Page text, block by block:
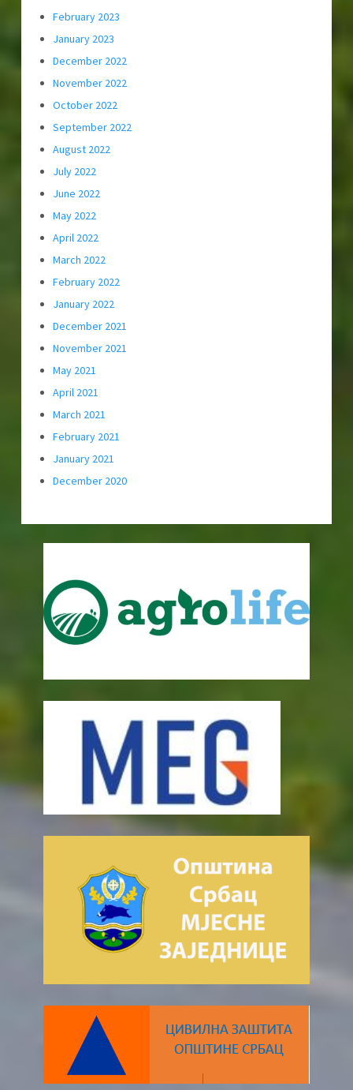
February 2023
January 2023
December 2022
November 2022
October 2022
September 2022
August 2022
July 2022
June 2022
May 2022
April 2022
March 2022
February 2022
January 2022
December 2021
November 2021
May 2021
April 2021
March 2021
February 2021
January 2021
December 2020